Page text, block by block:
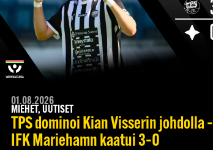
01.08.2026
MIEHET, UUTISET
TPS dominoi Kian Visserin johdolla –
IFK Mariehamn kaatui 3–0